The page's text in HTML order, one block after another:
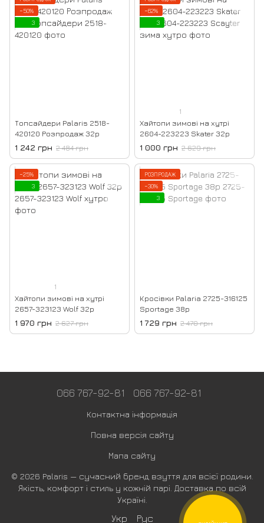
−50%
3
Топсайдери Palaris 2518-
420120 Розпродаж 32р
1 242 грн 2 484 грн
−62%
3
1
Хайтопи зимові на хутрі
2604-223223 Skater 32р
1 000 грн 2 629 грн
−25%
3
1
Хайтопи зимові на хутрі
2657-323123 Wolf 32р
1 970 грн 2 627 грн
РОЗПРОДАЖ
−30%
3
Кросівки Palaria 2725-316125
Sportage 38р
1 729 грн 2 470 грн
066 767-92-81 066 767-92-81
Контактна інформація
Повна версія сайту
Мапа сайту
© 2026 Palaris — сучасний бренд взуття для всієї родини.
Якість, комфорт і стиль у кожній парі. Доставка по всій
Україні.
Укр Рус